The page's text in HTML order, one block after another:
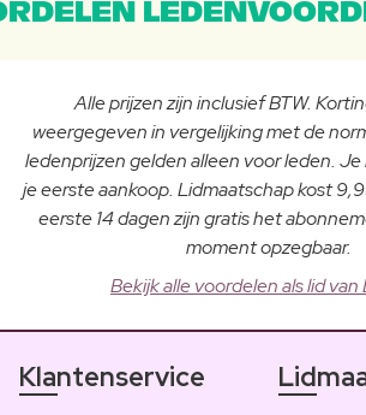
Alle prijzen zijn inclusief BTW.
weergegeven in vergelijking met de
ledenprijzen gelden alleen voor leden.
je eerste aankoop. Lidmaatschap kost
eerste 14 dagen zijn gratis het
moment opzegbaar.
Bekijk alle voordelen als lid van
Klantenservice